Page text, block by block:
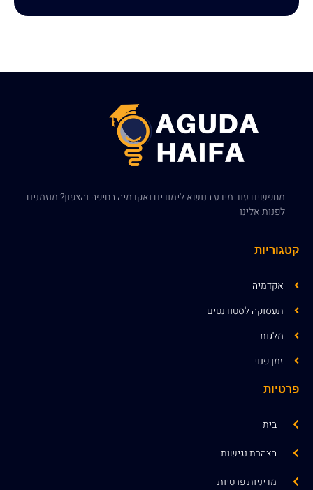
מחפשים עוד מידע בנושא לימודים ואקדמיה בחיפה והצפון? מוזמנים
לפנות אלינו
קטגוריות
אקדמיה
תעסוקה לסטודנטים
מלגות
זמן פנוי
פרטיות
בית
הצהרת נגישות
מדיניות פרטיות